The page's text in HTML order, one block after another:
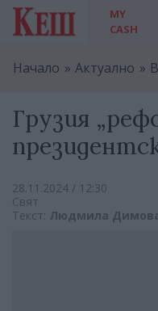
MY
CASH
Начало Актуално
Грузия
28.11.2024 / 12:30
Свят
Текст: Людмила